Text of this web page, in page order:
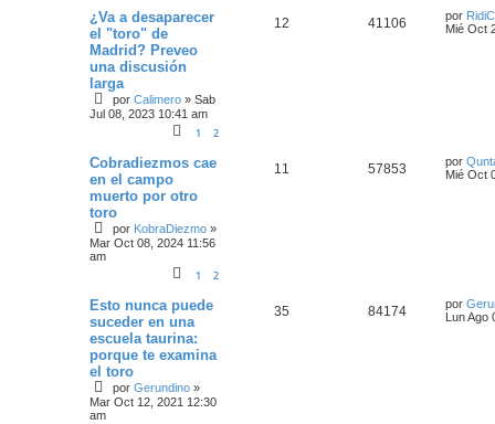
¿Va a desaparecer
el "toro" de
Madrid? Preveo
una discusión
larga
por Calimero » Sab
Jul 08, 2023 10:41 am
1 2
12 41106 por
Mié Oct
Cobradiezmos cae
en el campo
muerto por otro
toro
por KobraDiezmo »
Mar Oct 08, 2024 11:56
am
1 2
11 57853 por
Mié Oct
Esto nunca puede
suceder en una
escuela taurina:
porque te examina
el toro
por Gerundino »
Mar Oct 12, 2021 12:30
am
35 84174 por
Lun Ago